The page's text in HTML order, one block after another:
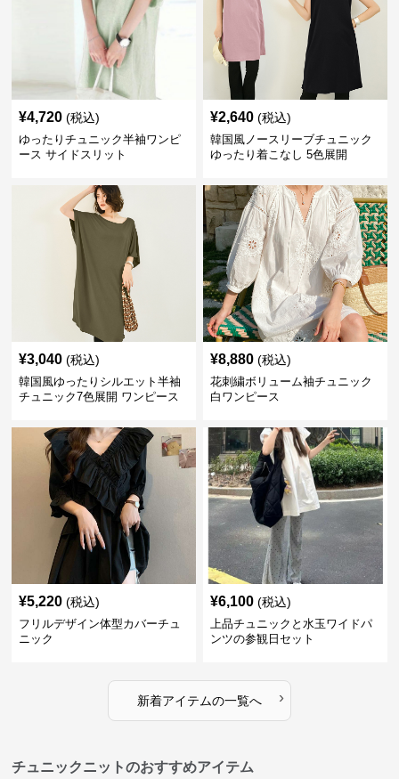
¥4,720 (税込)
ゆったりチュニック半袖ワンピ
ース サイドスリット
¥2,640 (税込)
韓国風ノースリーブチュニック
ゆったり着こなし 5色展開
¥3,040 (税込)
韓国風ゆったりシルエット半袖
チュニック7色展開 ワンピース
¥8,880 (税込)
花刺繍ボリューム袖チュニック
白ワンピース
¥5,220 (税込)
フリルデザイン体型カバーチュ
ニック
¥6,100 (税込)
上品チュニックと水玉ワイドパ
ンツの参観日セット
新着アイテムの一覧へ ›
チュニックニットのおすすめアイテム